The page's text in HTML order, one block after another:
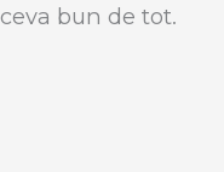
ceva bun de tot.